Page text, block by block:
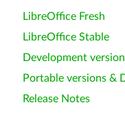
LibreOffice Fresh
LibreOffice Stable
Development
Portable versions &
Release Notes